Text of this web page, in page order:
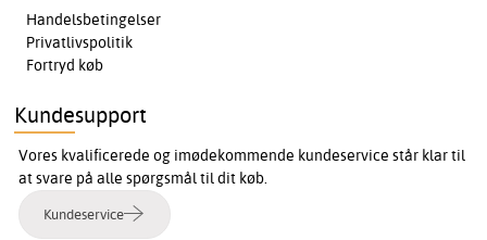
Handelsbetingelser
Privatlivspolitik
Fortryd køb
Kundesupport
Vores kvalificerede og imødekommende kundeservice står klar til
at svare på alle spørgsmål til dit køb.
Kundeservice